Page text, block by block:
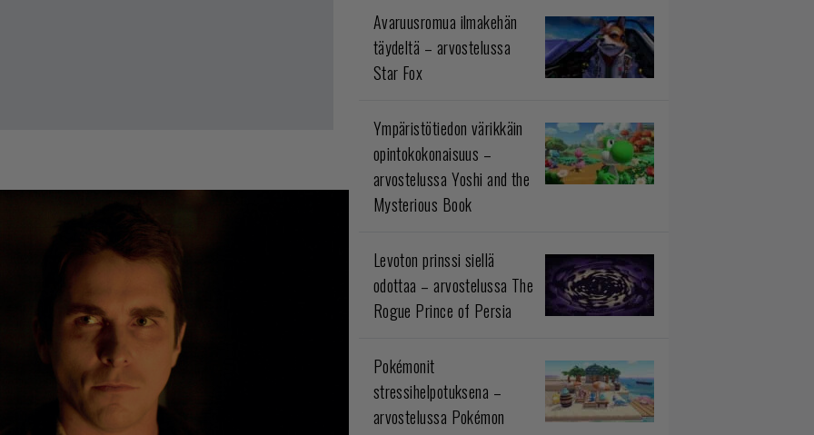
Avaruusromua ilmakehän
täydeltä – arvostelussa
Star Fox
Ympäristötiedon värikkäin
opintokokonaisuus –
arvostelussa Yoshi and the
Mysterious Book
Levoton prinssi siellä
odottaa – arvostelussa The
Rogue Prince of Persia
Pokémonit
stressihelpotuksena –
arvostelussa Pokémon